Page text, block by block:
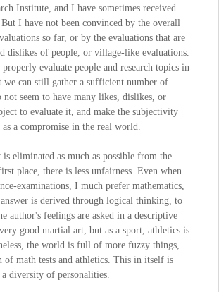
Institute, and I have sometimes received
I have not been convinced by the overall
so far, or by the evaluations that are
dislikes of people, or village-like evaluations.
evaluate people and research topics in
we can still gather a sufficient number of
not seem to have many likes, dislikes, or
to evaluate it, and make the subjectivity
as a compromise in the real world.
eliminated as much as possible from the
place, there is less unfairness. Even when
examinations, I much prefer mathematics,
is derived through logical thinking, to
author's feelings are asked in a descriptive
good martial art, but as a sport, athletics is
the world is full of more fuzzy things,
of math tests and athletics. This in itself is
diversity of personalities.